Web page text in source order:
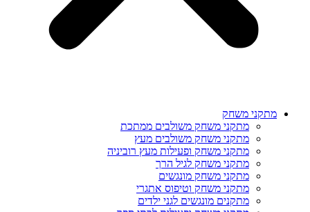
מתקני משחק
מתקני משחק משולבים ממתכת
מתקני משחק משולבים מעץ
מתקני משחק ופעילות מעץ רוביניה
מתקני משחק לגיל הרך
מתקני משחק מונגשים
מתקני משחק וטיפוס אתגרי
מתקנים מונגשים לגני ילדים